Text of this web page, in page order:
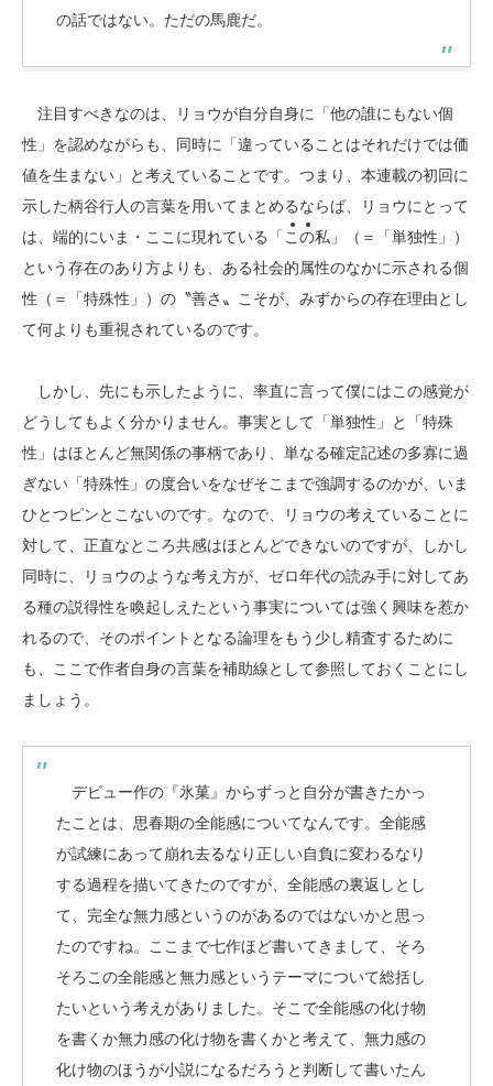
の話ではない。ただの馬鹿だ。
注目すべきなのは、リョウが自分自身に「他の誰にもない個
性」を認めながらも、同時に「違っていることはそれだけでは価
値を生まない」と考えていることです。つまり、本連載の初回に
示した柄谷行人の言葉を用いてまとめるならば、リョウにとって
は、端的にいま・ここに現れている「 こ の私」（＝「単独性」）
という存在のあり方よりも、ある社会的属性のなかに示される個
性（＝「特殊性」）の〝善さ〟こそが、みずからの存在理由とし
て何よりも重視されているのです。
しかし、先にも示したように、率直に言って僕にはこの感覚が
どうしてもよく分かりません。事実として「単独性」と「特殊
性」はほとんど無関係の事柄であり、単なる確定記述の多寡に過
ぎない「特殊性」の度合いをなぜそこまで強調するのかが、いま
ひとつピンとこないのです。なので、リョウの考えていることに
対して、正直なところ共感はほとんどできないのですが、しかし
同時に、リョウのような考え方が、ゼロ年代の読み手に対してあ
る種の説得性を喚起しえたという事実については強く興味を惹か
れるので、そのポイントとなる論理をもう少し精査するために
も、ここで作者自身の言葉を補助線として参照しておくことにし
ましょう。
デビュー作の『氷菓』からずっと自分が書きたかっ
たことは、思春期の全能感についてなんです。全能感
が試練にあって崩れ去るなり正しい自負に変わるなり
する過程を描いてきたのですが、全能感の裏返しとし
て、完全な無力感というのがあるのではないかと思っ
たのですね。ここまで七作ほど書いてきまして、そろ
そろこの全能感と無力感というテーマについて総括し
たいという考えがありました。そこで全能感の化け物
を書くか無力感の化け物を書くかと考えて、無力感の
化け物のほうが小説になるだろうと判断して書いたん